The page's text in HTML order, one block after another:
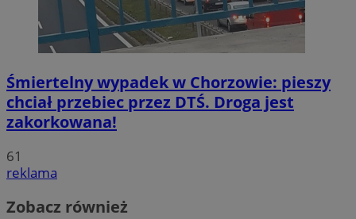
Śmiertelny wypadek w Chorzowie: pieszy
chciał przebiec przez DTŚ. Droga jest
zakorkowana!
61
reklama
Zobacz również